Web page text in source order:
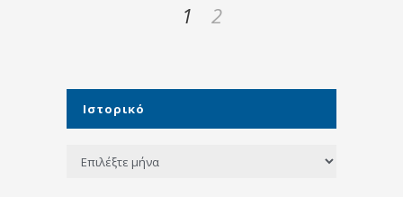
1 2
Ιστορικό
Ιστορικό